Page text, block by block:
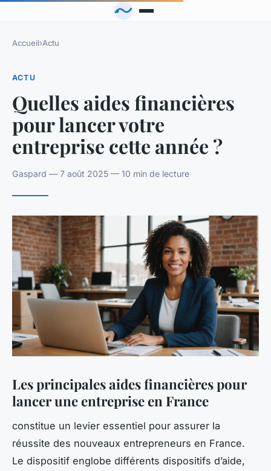
Accueil›Actu
ACTU
Quelles aides financières
pour lancer votre
entreprise cette année ?
Gaspard — 7 août 2025 — 10 min de lecture
Les principales aides financières pour
lancer une entreprise en France
constitue un levier essentiel pour assurer la
réussite des nouveaux entrepreneurs en France.
Le dispositif englobe différents dispositifs d’aide,